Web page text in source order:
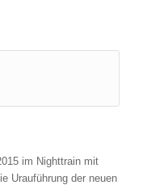
im Nighttrain mit
Urauführung der neuen